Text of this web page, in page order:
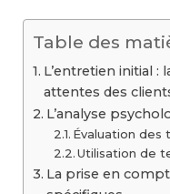
Table des
L’entretien initial
attentes des
L’analyse
Évaluation des
Utilisation de
La prise en